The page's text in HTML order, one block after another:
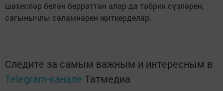
шәхесләр белән беррәттән алар да тәбрик сүзләрен,
сагынычлы сәламнәрен җиткерделәр.
Следите за самым важным и интересным в
Telegram-канале Татмедиа